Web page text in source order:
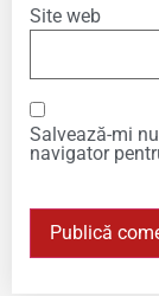
Site web
Salvează-mi
navigator